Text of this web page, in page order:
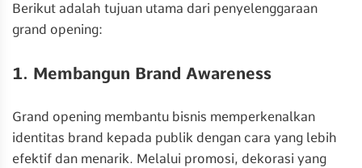
Berikut adalah tujuan utama dari penyelenggaraan
grand opening:
1. Membangun Brand Awareness
Grand opening membantu bisnis memperkenalkan
identitas brand kepada publik dengan cara yang lebih
efektif dan menarik. Melalui promosi, dekorasi yang